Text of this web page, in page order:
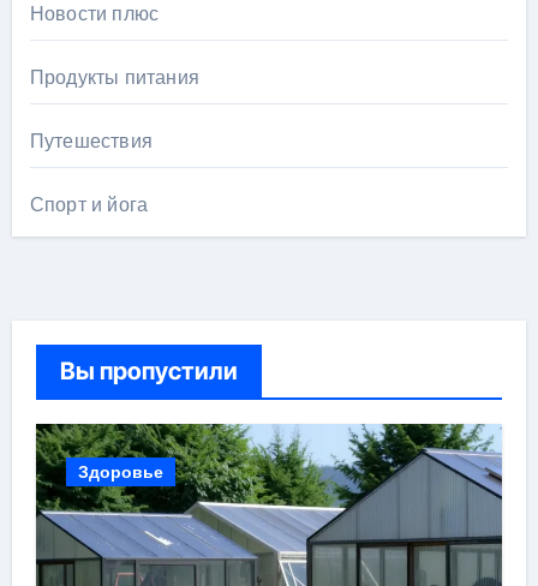
Новости плюс
Продукты питания
Путешествия
Спорт и йога
Вы пропустили
Здоровье